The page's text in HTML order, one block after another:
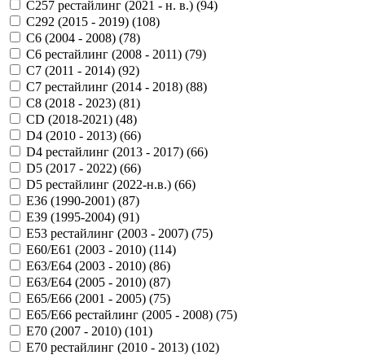
C257 рестайлинг (2021 - н. в.) (94)
C292 (2015 - 2019) (108)
C6 (2004 - 2008) (78)
C6 рестайлинг (2008 - 2011) (79)
C7 (2011 - 2014) (92)
C7 рестайлинг (2014 - 2018) (88)
C8 (2018 - 2023) (81)
CD (2018-2021) (48)
D4 (2010 - 2013) (66)
D4 рестайлинг (2013 - 2017) (66)
D5 (2017 - 2022) (66)
D5 рестайлинг (2022-н.в.) (66)
E36 (1990-2001) (87)
E39 (1995-2004) (91)
E53 рестайлинг (2003 - 2007) (75)
E60/E61 (2003 - 2010) (114)
E63/E64 (2003 - 2010) (86)
E63/E64 (2005 - 2010) (87)
E65/E66 (2001 - 2005) (75)
E65/E66 рестайлинг (2005 - 2008) (75)
E70 (2007 - 2010) (101)
E70 рестайлинг (2010 - 2013) (102)